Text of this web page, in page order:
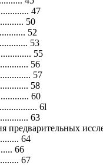
47
50
52
53
55
56
57
58
60
6l
63
предварительных
64
66
67